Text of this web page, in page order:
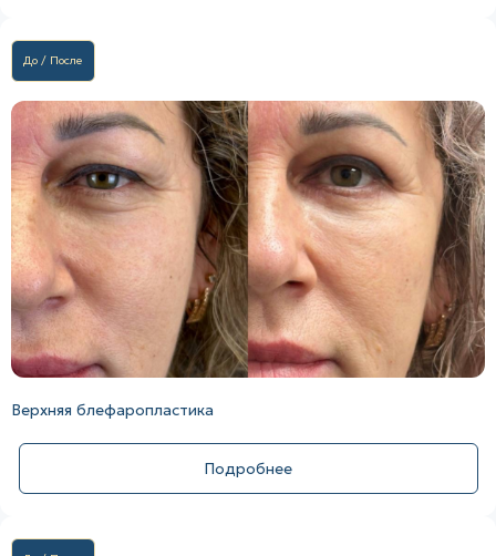
До / После
Верхняя блефаропластика
Подробнее